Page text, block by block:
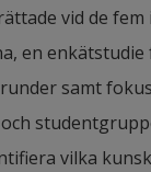
vid de fem
en
samt
vilka